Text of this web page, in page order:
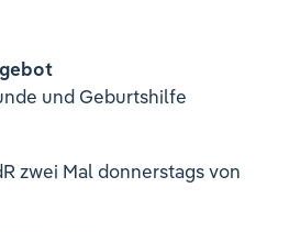
und Geburtshilfe
zwei Mal donnerstags von